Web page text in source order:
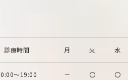
診療時間 月 火 水
～19:00 － 〇 〇